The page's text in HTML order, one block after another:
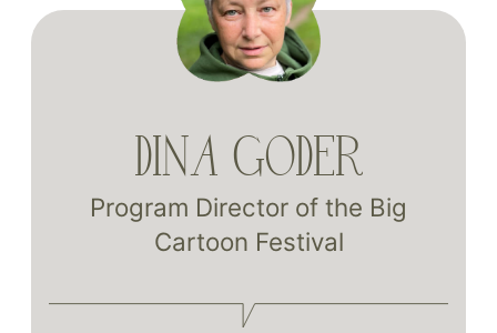
DINA GODER
Program Director of the Big
Cartoon Festival